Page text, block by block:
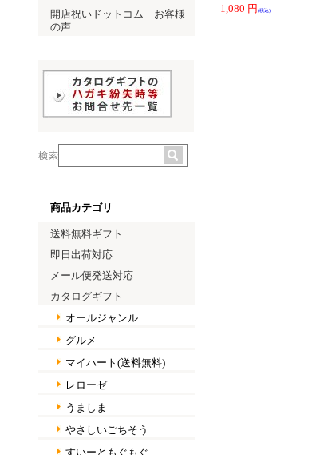
開店祝いドットコム お客様
の声
商品カテゴリ
送料無料ギフト
即日出荷対応
メール便発送対応
カタログギフト
オールジャンル
グルメ
マイハート(送料無料)
レローゼ
うましま
やさしいごちそう
すいーともぐもぐ